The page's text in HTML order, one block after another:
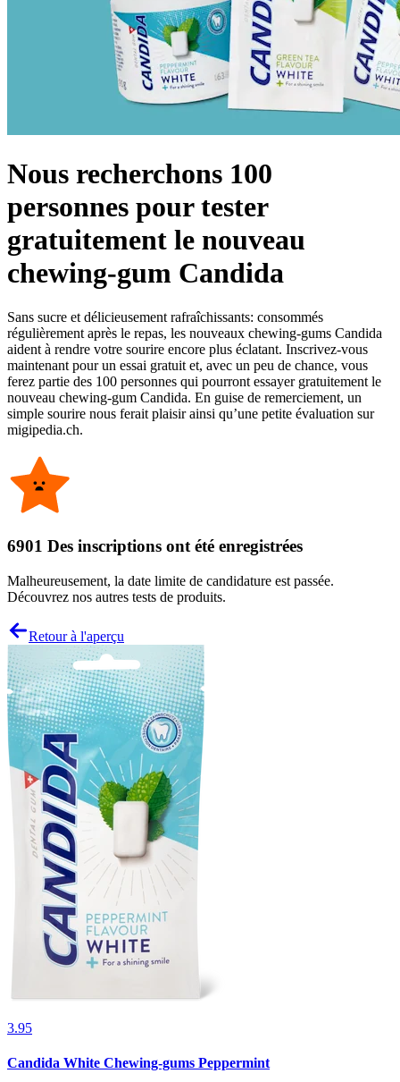
Nous recherchons 100
personnes pour tester
gratuitement le nouveau
chewing-gum Candida
Sans sucre et délicieusement rafraîchissants: consommés
régulièrement après le repas, les nouveaux chewing-gums Candida
aident à rendre votre sourire encore plus éclatant. Inscrivez-vous
maintenant pour un essai gratuit et, avec un peu de chance, vous
ferez partie des 100 personnes qui pourront essayer gratuitement le
nouveau chewing-gum Candida. En guise de remerciement, un
simple sourire nous ferait plaisir ainsi qu’une petite évaluation sur
migipedia.ch.
6901 Des inscriptions ont été enregistrées
Malheureusement, la date limite de candidature est passée.
Découvrez nos autres tests de produits.
Retour à l'aperçu
3.95
Candida White Chewing-gums Peppermint